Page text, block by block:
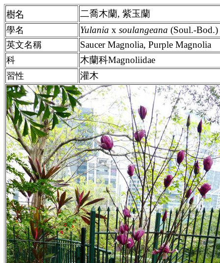
樹名 二喬木蘭, 紫玉蘭
學名 Yulania x soulangeana (Soul.-
英文名稱 Saucer Magnolia, Purple Magnolia
科 木蘭科Magnoliidae
習性 灌木